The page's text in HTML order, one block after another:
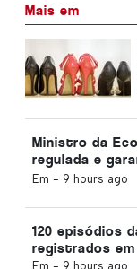
Mais em
Ministro da
regulada e
imigrantes
Em - 9 hours ago
120 episódios
registrados
Em - 9 hours ago